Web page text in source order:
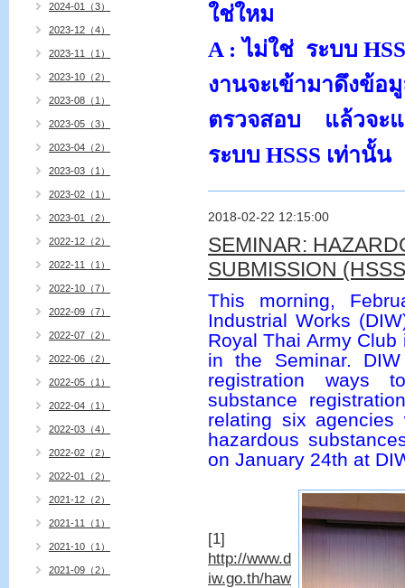
ใช่ใหม
A : ไม่ใช่ ระบบ
งานจะเข้ามาดึงข้อ
ตรวจสอบ แล้วจะแ
ระบบ HSSS เท่านั้น
2018-02-22 12:15:00
SEMINAR:
SUBMISSION
This morning,
Industrial Works
Royal Thai Army
in the Seminar.
registration ways
substance
relating six
hazardous
on January 24th at
[1]
http://www.d
iw.go.th/haw
2024-01（3）
2023-12（4）
2023-11（1）
2023-10（2）
2023-08（1）
2023-05（3）
2023-04（2）
2023-03（1）
2023-02（1）
2023-01（2）
2022-12（2）
2022-11（1）
2022-10（7）
2022-09（7）
2022-07（2）
2022-06（2）
2022-05（1）
2022-04（1）
2022-03（4）
2022-02（2）
2022-01（2）
2021-12（2）
2021-11（1）
2021-10（1）
2021-09（2）